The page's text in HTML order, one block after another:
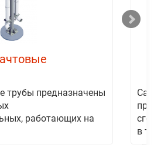
предназначены
работающих на
в